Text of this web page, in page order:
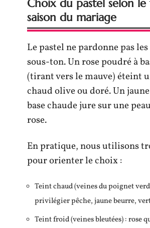
Choix du pastel selon
saison du mariage
Le pastel ne pardonne pas
sous-ton. Un rose poudré à
(tirant vers le mauve) éteint
chaud olive ou doré. Un
base chaude jure sur une
rose.
En pratique, nous utilisons
pour orienter le choix :
Teint chaud (veines du poignet
privilégier pêche, jaune beurre,
Teint froid (veines bleutées) : rose